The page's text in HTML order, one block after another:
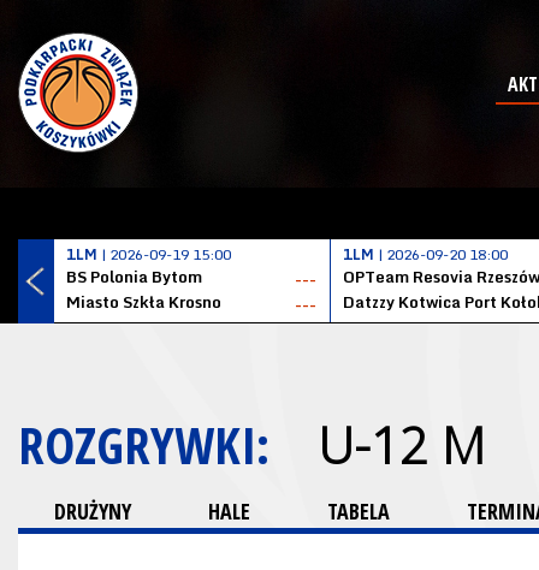
1LM | 2026-09-19 15:00
BS Polonia Bytom
---
Miasto Szkła Krosno
---
1LM | 2026-09-20 18:00
OPTeam Resovia Rzeszów
ROZGRYWKI: U-12 M
DRUŻYNY HALE TABELA